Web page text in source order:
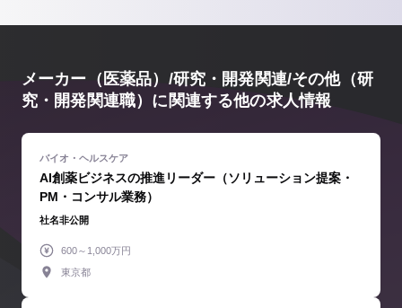
メーカー（医薬品）/研究・開発関連/その他（研
究・開発関連職）に関連する他の求人情報
AI創薬ビジネスの推進リーダー（ソリューション提案・
PM・コンサル業務）
社名非公開
600～1,000万円
東京都